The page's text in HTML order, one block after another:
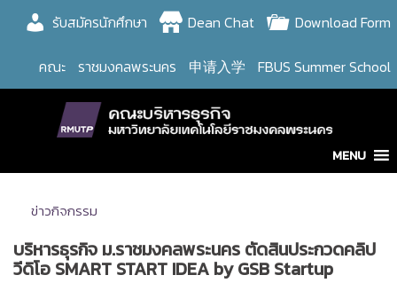
content
รับสมัครนักศึกษา Dean Chat Download Form
คณะ ราชมงคลพระนคร 申请入学 FBUS Summer School
MENU
ข่าวกิจกรรม
บริหารธุรกิจ ม.ราชมงคลพระนคร ตัดสินประกวดคลิป
วีดิโอ SMART START IDEA by GSB Startup